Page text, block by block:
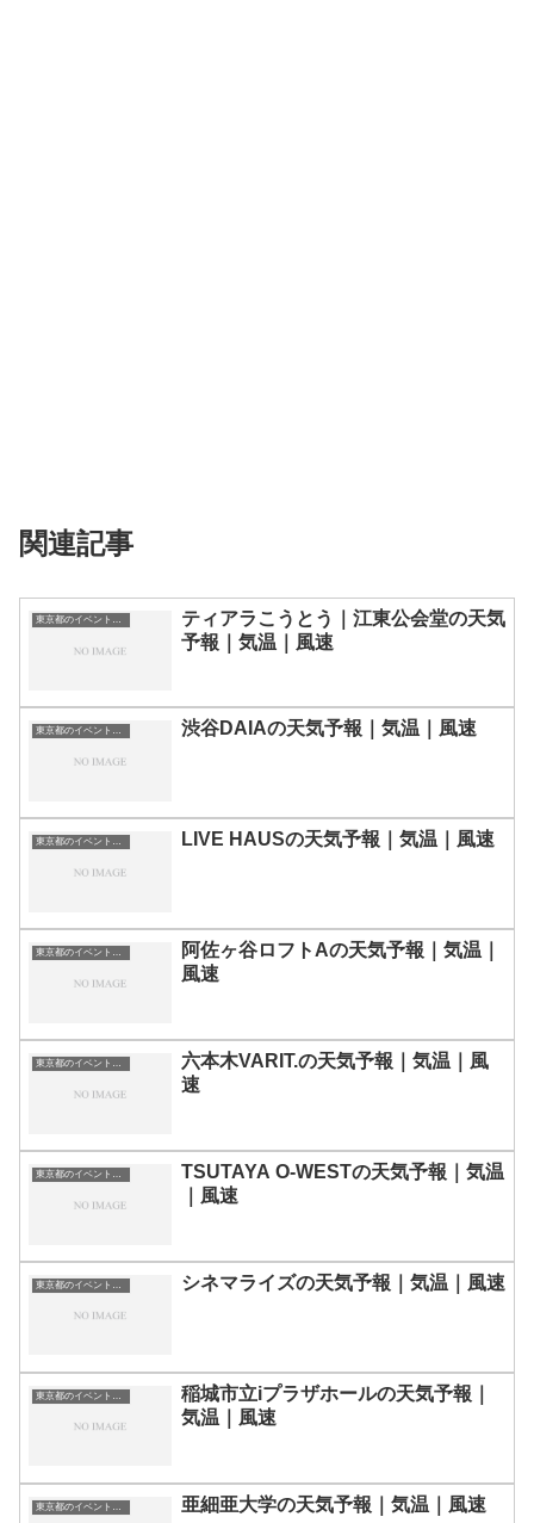
関連記事
東京都のイベント会場一覧
ティアラこうとう｜江東公会堂の天気
予報｜気温｜風速
東京都のイベント会場一覧 渋谷DAIAの天気予報｜気温｜風速
東京都のイベント会場一覧 LIVE HAUSの天気予報｜気温｜風速
東京都のイベント会場一覧
阿佐ヶ谷ロフトAの天気予報｜気温｜
風速
東京都のイベント会場一覧
六本木VARIT.の天気予報｜気温｜風
速
東京都のイベント会場一覧
TSUTAYA O-WESTの天気予報｜気温
｜風速
東京都のイベント会場一覧 シネマライズの天気予報｜気温｜風速
稲城市立iプラザホールの天気予報｜
気温｜風速
亜細亜大学の天気予報｜気温｜風速